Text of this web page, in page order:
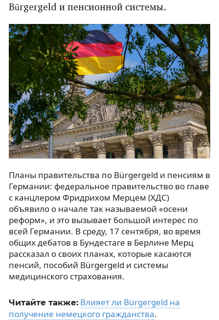
Bürgergeld и пенсионной системы.
Планы правительства по Bürgergeld и пенсиям в
Германии: федеральное правительство во главе
с канцлером Фридрихом Мерцем (ХДС)
объявило о начале так называемой «осени
реформ», и это вызывает большой интерес по
всей Германии. В среду, 17 сентября, во время
общих дебатов в Бундестаге в Берлине Мерц
рассказал о своих планах, которые касаются
пенсий, пособий Bürgergeld и системы
медицинского страхования.
Читайте также: Влияет ли Bürgergeld на
получение немецкого гражданства.